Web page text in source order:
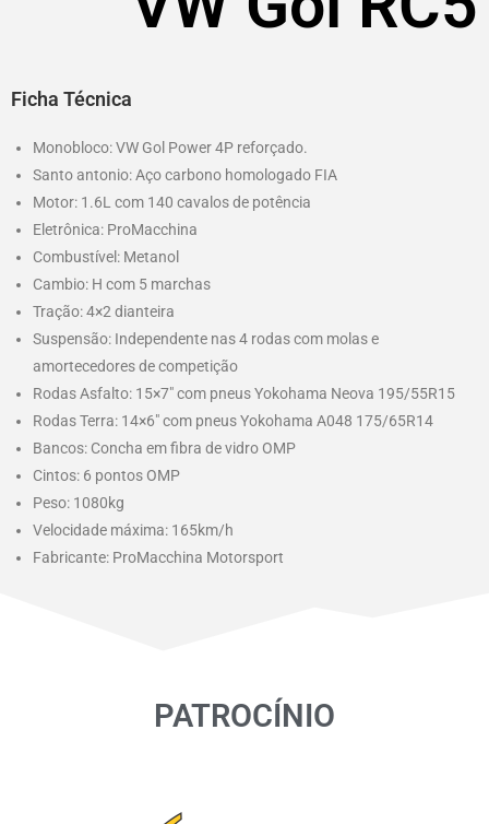
Ficha Técnica
Monobloco: VW Gol Power 4P reforçado.
Santo antonio: Aço carbono homologado FIA
Motor: 1.6L com 140 cavalos de potência
Eletrônica: ProMacchina
Combustível: Metanol
Cambio: H com 5 marchas
Tração: 4×2 dianteira
Suspensão: Independente nas 4 rodas com molas e
amortecedores de competição
Rodas Asfalto: 15×7″ com pneus Yokohama Neova 195/55R15
Rodas Terra: 14×6″ com pneus Yokohama A048 175/65R14
Bancos: Concha em fibra de vidro OMP
Cintos: 6 pontos OMP
Peso: 1080kg
Velocidade máxima: 165km/h
Fabricante: ProMacchina Motorsport
PATROCÍNIO